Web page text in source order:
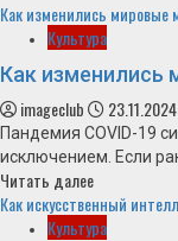
Как изменились мировые
Культура
Как изменились
imageclub
23.11.2024
Пандемия COVID-19
исключением. Если
Читать далее
Как искусственный
Культура